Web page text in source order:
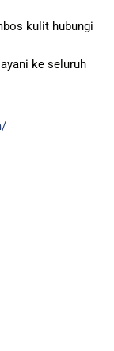
kulit hubungi
ke seluruh